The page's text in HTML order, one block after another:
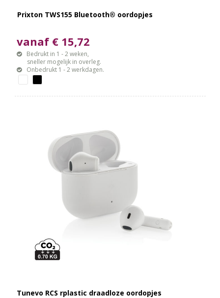
Prixton TWS155 Bluetooth® oordopjes
vanaf € 15,72
Bedrukt in 1 - 2 weken,
sneller mogelijk in overleg.
Onbedrukt 1 - 2 werkdagen.
Tunevo RCS rplastic draadloze oordopjes